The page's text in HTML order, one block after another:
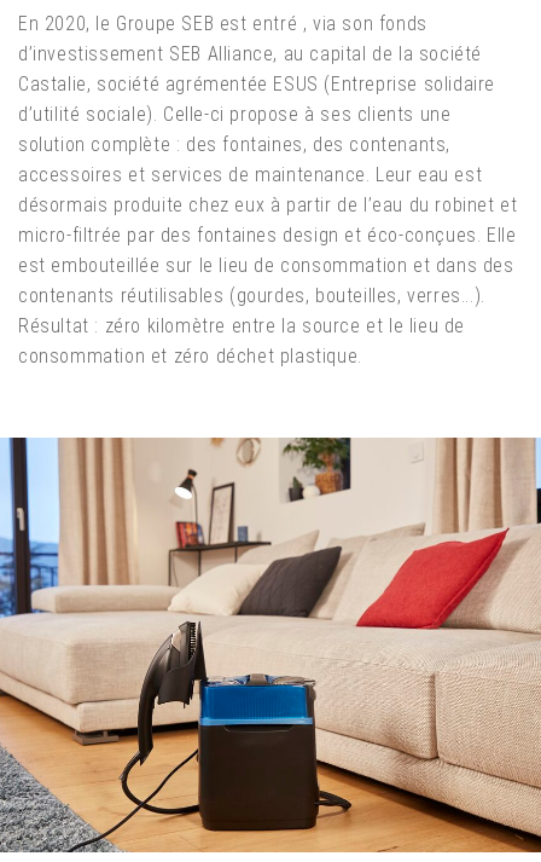
En 2020, le Groupe SEB est entré , via son fonds
d’investissement SEB Alliance, au capital de la société
Castalie, société agrémentée ESUS (Entreprise solidaire
d’utilité sociale). Celle-ci propose à ses clients une
solution complète : des fontaines, des contenants,
accessoires et services de maintenance. Leur eau est
désormais produite chez eux à partir de l’eau du robinet et
micro-filtrée par des fontaines design et éco-conçues. Elle
est embouteillée sur le lieu de consommation et dans des
contenants réutilisables (gourdes, bouteilles, verres...).
Résultat : zéro kilomètre entre la source et le lieu de
consommation et zéro déchet plastique.​